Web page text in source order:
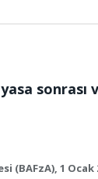
(BAFzA), 1